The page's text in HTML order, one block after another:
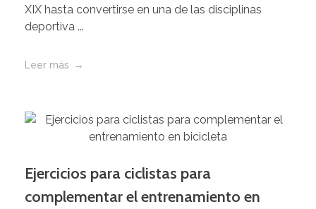
XIX hasta convertirse en una de las disciplinas
deportiva ...
Leer más
Ejercicios para ciclistas para
complementar el entrenamiento en